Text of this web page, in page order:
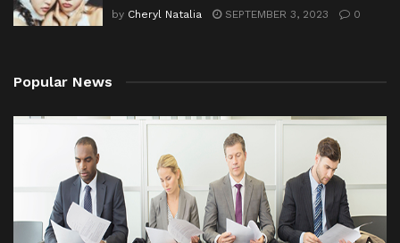
by Cheryl Natalia SEPTEMBER 3, 2023 0
Popular News